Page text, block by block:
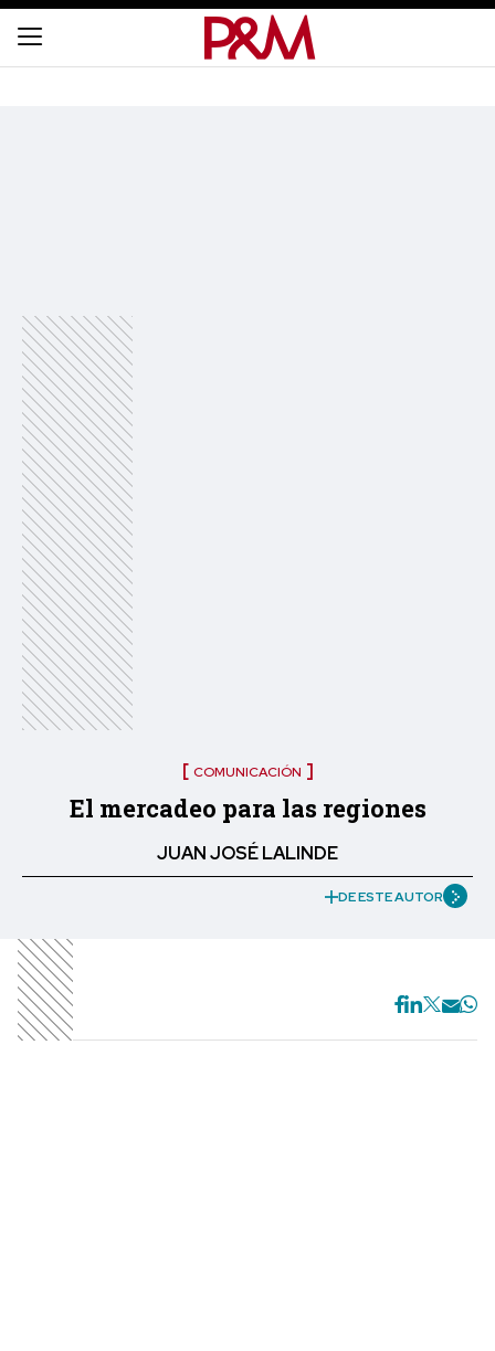
COMUNICACIÓN
El mercadeo para las regiones
JUAN JOSÉ LALINDE
DE ESTE AUTOR